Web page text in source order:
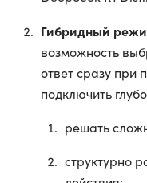
Гибридный
возможность
ответ сразу при
подключить
решать
структурно